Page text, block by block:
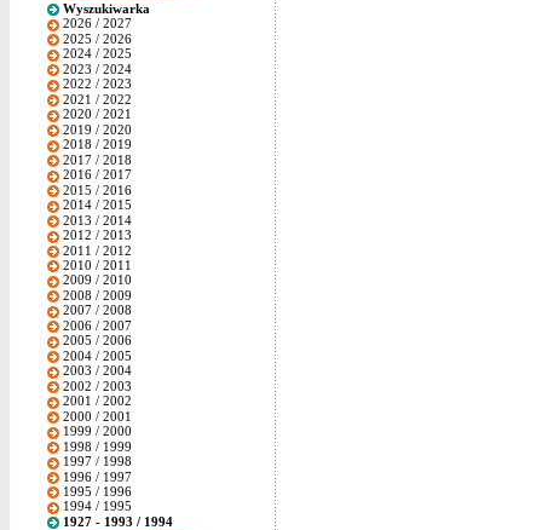
Wyszukiwarka
2026 / 2027
2025 / 2026
2024 / 2025
2023 / 2024
2022 / 2023
2021 / 2022
2020 / 2021
2019 / 2020
2018 / 2019
2017 / 2018
2016 / 2017
2015 / 2016
2014 / 2015
2013 / 2014
2012 / 2013
2011 / 2012
2010 / 2011
2009 / 2010
2008 / 2009
2007 / 2008
2006 / 2007
2005 / 2006
2004 / 2005
2003 / 2004
2002 / 2003
2001 / 2002
2000 / 2001
1999 / 2000
1998 / 1999
1997 / 1998
1996 / 1997
1995 / 1996
1994 / 1995
1927 - 1993 / 1994